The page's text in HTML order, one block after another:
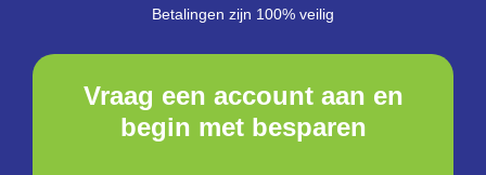
Betalingen zijn 100% veilig
Vraag een account aan en
begin met besparen